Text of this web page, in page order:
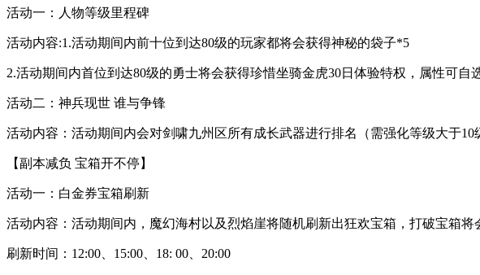
活动一：人物等级里程碑
活动内容:1.活动期间内前十位到达80级的玩家都将会获得神秘的袋子*5
2.活动期间内首位到达80级的勇士将会获得珍惜坐骑金虎30日体验特权，属性可自
活动二：神兵现世 谁与争锋
活动内容：活动期间内会对剑啸九州区所有成长武器进行排名（需强化等级大于10
【副本减负 宝箱开不停】
活动一：白金券宝箱刷新
活动内容：活动期间内，魔幻海村以及烈焰崖将随机刷新出狂欢宝箱，打破宝箱
刷新时间：12:00、15:00、18: 00、20:00